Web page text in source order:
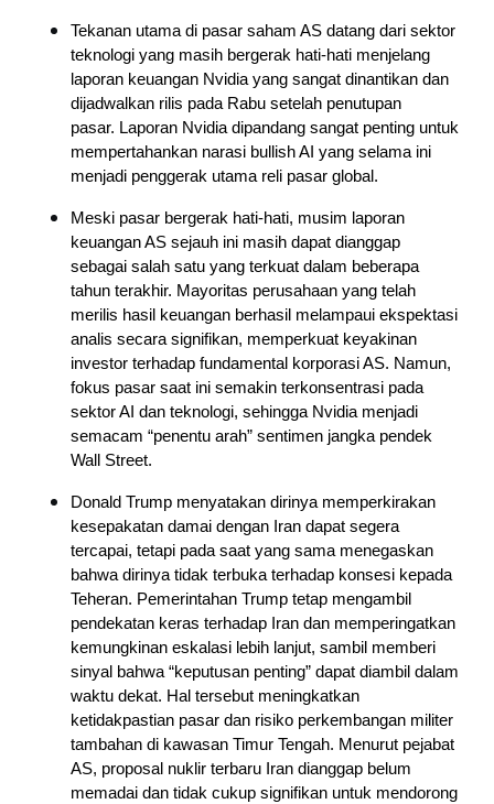
Tekanan utama di pasar saham AS datang dari sektor
teknologi yang masih bergerak hati-hati menjelang
laporan keuangan Nvidia yang sangat dinantikan dan
dijadwalkan rilis pada Rabu setelah penutupan
pasar. Laporan Nvidia dipandang sangat penting untuk
mempertahankan narasi bullish AI yang selama ini
menjadi penggerak utama reli pasar global.
Meski pasar bergerak hati-hati, musim laporan
keuangan AS sejauh ini masih dapat dianggap
sebagai salah satu yang terkuat dalam beberapa
tahun terakhir. Mayoritas perusahaan yang telah
merilis hasil keuangan berhasil melampaui ekspektasi
analis secara signifikan, memperkuat keyakinan
investor terhadap fundamental korporasi AS. Namun,
fokus pasar saat ini semakin terkonsentrasi pada
sektor AI dan teknologi, sehingga Nvidia menjadi
semacam “penentu arah” sentimen jangka pendek
Wall Street.
Donald Trump menyatakan dirinya memperkirakan
kesepakatan damai dengan Iran dapat segera
tercapai, tetapi pada saat yang sama menegaskan
bahwa dirinya tidak terbuka terhadap konsesi kepada
Teheran. Pemerintahan Trump tetap mengambil
pendekatan keras terhadap Iran dan memperingatkan
kemungkinan eskalasi lebih lanjut, sambil memberi
sinyal bahwa “keputusan penting” dapat diambil dalam
waktu dekat. Hal tersebut meningkatkan
ketidakpastian pasar dan risiko perkembangan militer
tambahan di kawasan Timur Tengah. Menurut pejabat
AS, proposal nuklir terbaru Iran dianggap belum
memadai dan tidak cukup signifikan untuk mendorong